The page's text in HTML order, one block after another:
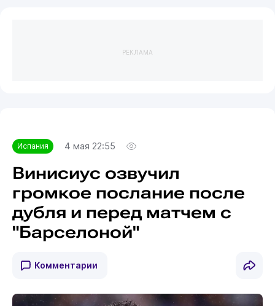
РЕКЛАМА
Испания 4 мая 22:55
Винисиус озвучил
громкое послание после
дубля и перед матчем с
"Барселоной"
Комментарии